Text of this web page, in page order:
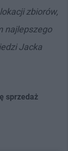
zbiorów,
najlepszego
Jacka
sprzedaż